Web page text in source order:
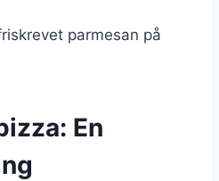
parmesan på
En